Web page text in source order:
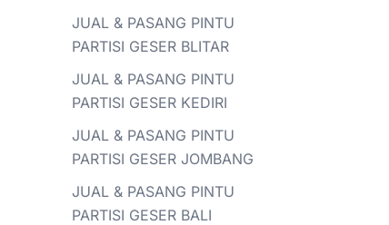
JUAL & PASANG PINTU
PARTISI GESER BLITAR
JUAL & PASANG PINTU
PARTISI GESER KEDIRI
JUAL & PASANG PINTU
PARTISI GESER JOMBANG
JUAL & PASANG PINTU
PARTISI GESER BALI